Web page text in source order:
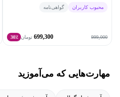
محبوب کاربران گواهی‌نامه
999,000
699,300 تومان 30٪
مهارت‌هایی که می‌آموزید